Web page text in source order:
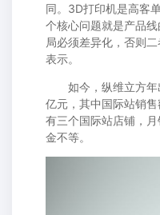
同。3D打印机是高客
个核心问题就是产品
局必须差异化，否则
表示。
如今，纵维立方年
亿元，其中国际站销
有三个国际站店铺，
金不等。